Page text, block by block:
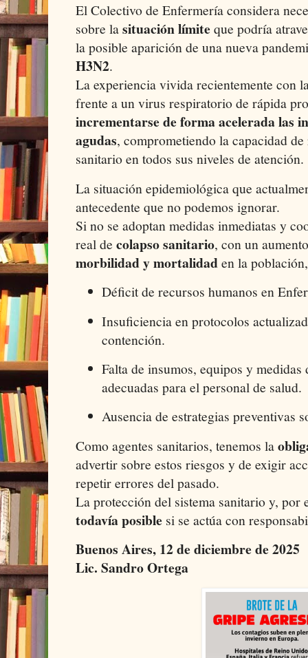
El Colectivo de Enfermería considera
sobre lasituación límiteque podría
la posible aparición de una nueva
H3N2.
La experiencia vivida recientemente con
frente a un virus respiratorio de rápida
incrementarse de forma acelerada las
agudas, comprometiendo la capacidad
sanitario en todos sus niveles de atención.
La situación epidemiológica que
antecedente que no podemos ignorar.
Si no se adoptan medidas inmediatas y
real de colapso sanitario, con un
morbilidad y mortalidaden la
Déficit de recursos humanos en
Insuficiencia en protocolos
contención.
Falta de insumos, equipos y
adecuadas para el personal de salud.
Ausencia de estrategias preventivas
Como agentes sanitarios, tenemos la
advertir sobre estos riesgos y de exigir
repetir errores del pasado.
La protección del sistema sanitario y,
todavía posible si se actúa con
Buenos Aires, 12 de diciembre de 2025
Lic. Sandro Ortega